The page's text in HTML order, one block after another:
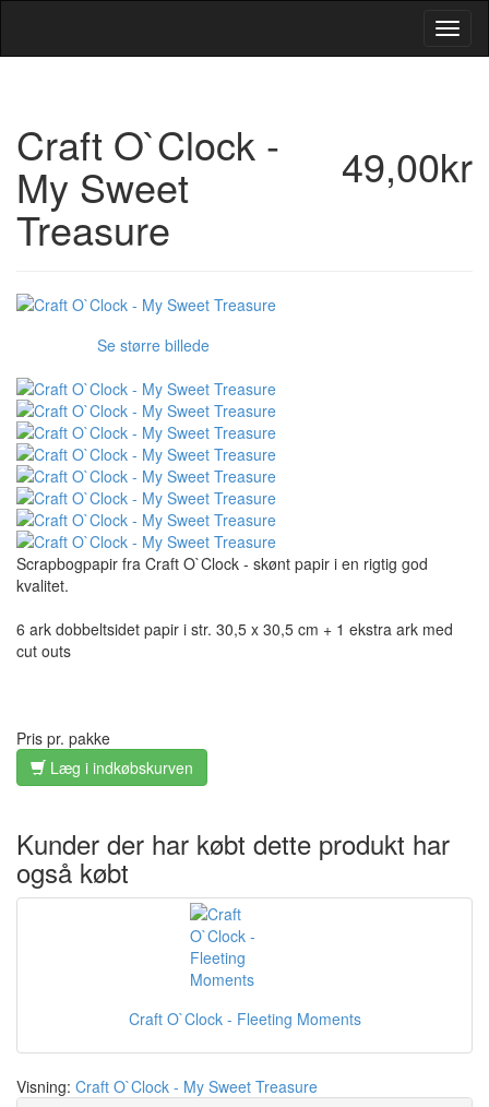
49,00kr
Craft O`Clock -
My Sweet
Treasure
Se større billede
Scrapbogpapir fra Craft O`Clock - skønt papir i en rigtig god
kvalitet.
6 ark dobbeltsidet papir i str. 30,5 x 30,5 cm + 1 ekstra ark med
cut outs
Pris pr. pakke
Læg i indkøbskurven
Kunder der har købt dette produkt har
også købt
Craft O`Clock - Fleeting Moments
Visning: Craft O`Clock - My Sweet Treasure